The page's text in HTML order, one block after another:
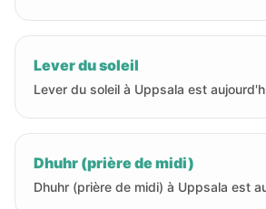
Lever du soleil
Lever du soleil à Uppsala est
Dhuhr (prière de midi)
Dhuhr (prière de midi) à Uppsala est